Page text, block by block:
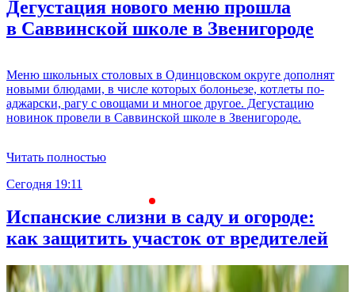
Дегустация нового меню прошла
в Саввинской школе в Звенигороде
Меню школьных столовых в Одинцовском округе дополнят
новыми блюдами, в числе которых болоньезе, котлеты по-
аджарски, рагу с овощами и многое другое. Дегустацию
новинок провели в Саввинской школе в Звенигороде.
Читать полностью
Сегодня 19:11
Испанские слизни в саду и огороде:
как защитить участок от вредителей